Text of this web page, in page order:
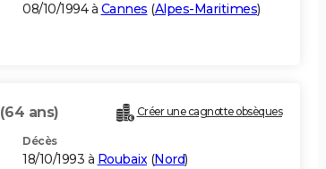
08/10/1994 à Cannes (Alpes-Maritimes)
(64 ans) Créer une cagnotte obsèques
Décès
18/10/1993 à Roubaix(Nord)